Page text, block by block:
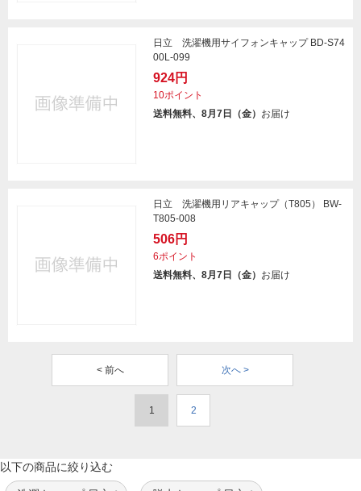
日立 洗濯機用サイフォンキャップ BD-S74
00L-099
924円
10ポイント
送料無料、8月7日（金） お届け
日立 洗濯機用リアキャップ（T805） BW-
T805-008
506円
6ポイント
送料無料、8月7日（金） お届け
< 前へ 次へ >
1 2
以下の商品に絞り込む